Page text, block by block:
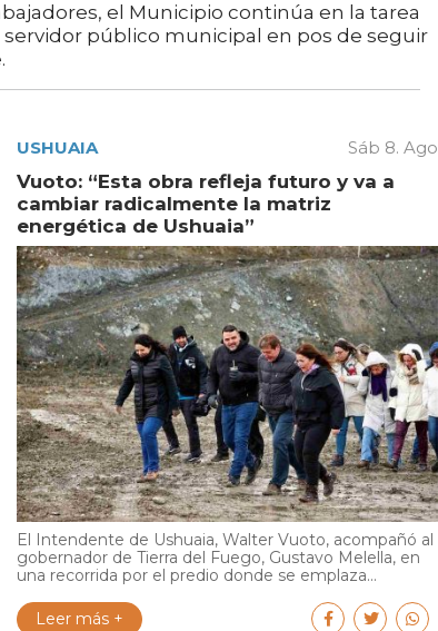
el Municipio continúa en la tarea
público municipal en pos de seguir
USHUAIA Sáb 8. Ago
Vuoto: “Esta obra refleja futuro y va a
cambiar radicalmente la matriz
energética de Ushuaia”
El Intendente de Ushuaia, Walter Vuoto, acompañó al
gobernador de Tierra del Fuego, Gustavo Melella, en
una recorrida por el predio donde se emplaza...
Leer más +